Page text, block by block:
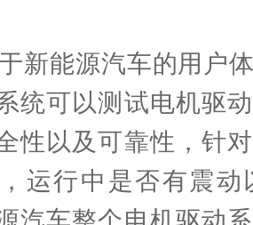
新能源汽车的用户
统可以测试电机驱
性以及可靠性，针
运行中是否有震动